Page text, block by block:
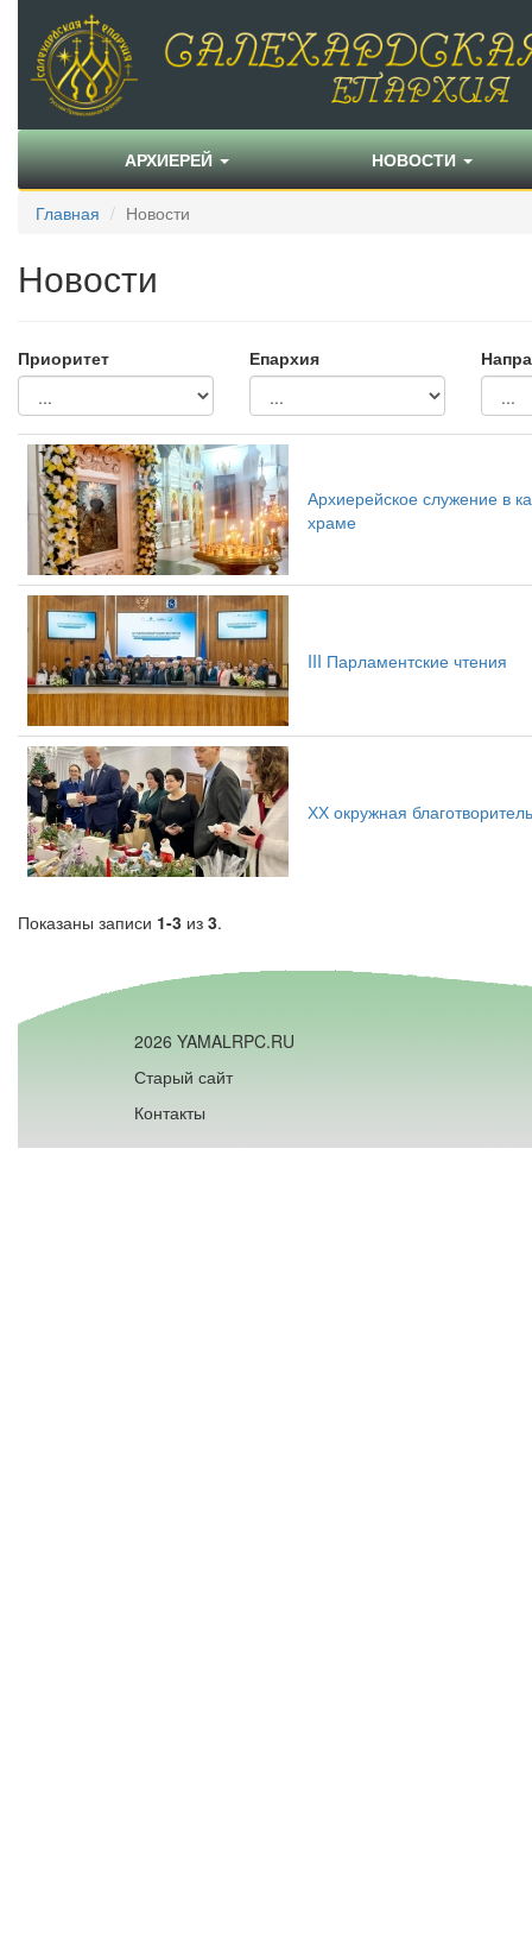
АРХИЕРЕЙ НОВОСТИ
Главная Новости
Новости
Приоритет Епархия
Архиерейское служение в
храме
III Парламентские чтения
ХХ окружная
Показаны записи 1-3 из 3.
2026 YAMALRPC.RU
Старый сайт
Контакты